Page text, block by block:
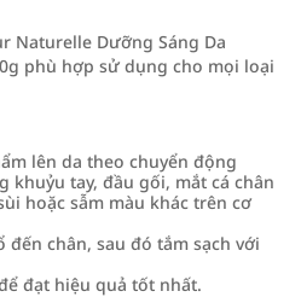
Naturelle Dưỡng Sáng Da
phù hợp sử dụng cho mọi loại
lên da theo chuyển động
khuỷu tay, đầu gối, mắt cá chân
hoặc sẫm màu khác trên cơ
chân, sau đó tắm sạch với
đạt hiệu quả tốt nhất.